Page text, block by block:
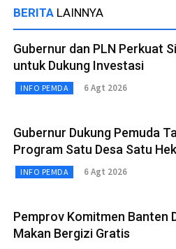
BERITA LAINNYA
Gubernur dan PLN Perkuat
untuk Dukung Investasi
INFO PEMDA 6 Agt 2026
Gubernur Dukung Pemuda
Program Satu Desa Satu
INFO PEMDA 6 Agt 2026
Pemprov Komitmen Banten
Makan Bergizi Gratis